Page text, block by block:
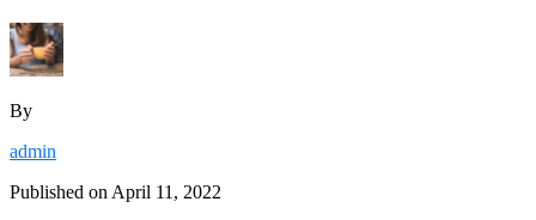
By
admin
Published on April 11, 2022